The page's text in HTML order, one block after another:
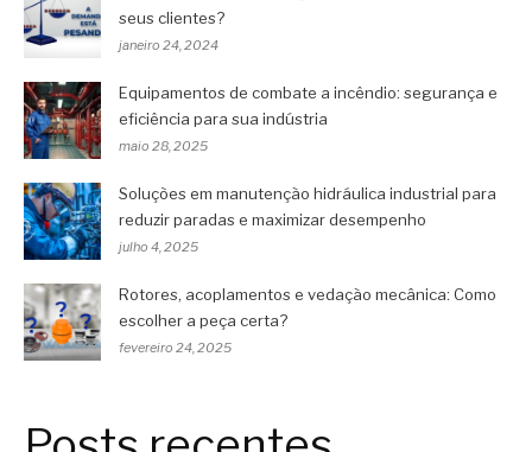
seus clientes?
janeiro 24, 2024
Equipamentos de combate a incêndio: segurança e
eficiência para sua indústria
maio 28, 2025
Soluções em manutenção hidráulica industrial para
reduzir paradas e maximizar desempenho
julho 4, 2025
Rotores, acoplamentos e vedação mecânica: Como
escolher a peça certa?
fevereiro 24, 2025